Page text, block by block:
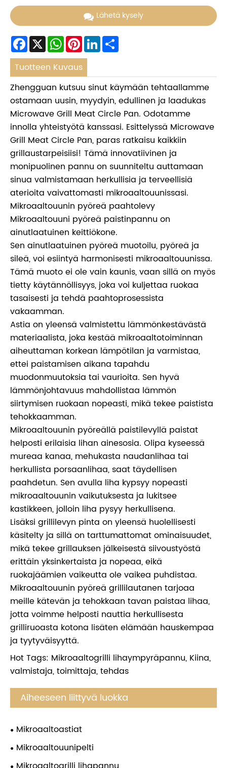
Lähetä kysely
Facebook
X WhatsApp
Pinterest
LinkedIn
Tuotteen Kuvaus
Zhengguan kutsuu sinut käymään tehtaallamme
ostamaan uusin, myydyin, edullinen ja laadukas
Microwave Grill Meat Circle Pan. Odotamme
innolla yhteistyötä kanssasi. Esittelyssä Microwave
Grill Meat Circle Pan, paras ratkaisu kaikkiin
grillaustarpeisiisi! Tämä innovatiivinen ja
monipuolinen pannu on suunniteltu auttamaan
sinua valmistamaan herkullisia ja terveellisiä
aterioita vaivattomasti mikroaaltouunissasi.
Mikroaaltouunin pyöreä paahtolevy
Mikroaaltouuni pyöreä paistinpannu on
ainutlaatuinen keittiökone.
Sen ainutlaatuinen pyöreä muotoilu, pyöreä ja
sileä, voi esiintyä harmonisesti mikroaaltouunissa.
Tämä muoto ei ole vain kaunis, vaan sillä on myös
tietty käytännöllisyys, joka voi kuljettaa ruokaa
tasaisesti ja tehdä paahtoprosessista
vakaamman.
Astia on yleensä valmistettu lämmönkestävästä
materiaalista, joka kestää mikroaaltotoiminnan
aiheuttaman korkean lämpötilan ja varmistaa,
ettei paistamisen aikana tapahdu
muodonmuutoksia tai vaurioita. Sen hyvä
lämmönjohtavuus mahdollistaa lämmön
siirtymisen ruokaan nopeasti, mikä tekee paistista
tehokkaamman.
Mikroaaltouunin pyöreällä paistilevyllä paistat
helposti erilaisia ​​lihan ainesosia. Olipa kyseessä
mureaa kanaa, mehukasta naudanlihaa tai
herkullista porsaanlihaa, saat täydellisen
paahdetun. Sen avulla liha kypsyy nopeasti
mikroaaltouunin vaikutuksesta ja lukitsee
kastikkeen, jolloin liha pysyy herkullisena.
Lisäksi grillilevyn pinta on yleensä huolellisesti
käsitelty ja sillä on tarttumattomat ominaisuudet,
mikä tekee grillauksen jälkeisestä siivoustyöstä
erittäin yksinkertaista ja nopeaa, eikä
ruokajäämien vaikeutta ole vaikea puhdistaa.
Mikroaaltouunin pyöreä grillilautanen tarjoaa
meille kätevän ja tehokkaan tavan paistaa lihaa,
jotta voimme helposti nauttia herkullisesta
grilliruoasta kotona lisäten elämään hauskempaa
ja tyytyväisyyttä.
Hot Tags: Mikroaaltogrilli lihaympyräpannu, Kiina,
valmistaja, toimittaja, tehdas
Aiheeseen liittyvä luokka
Mikroaaltoastiat
Mikroaaltouunipelti